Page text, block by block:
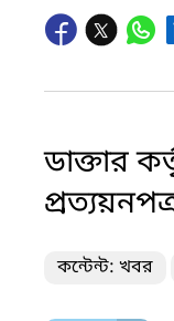
ডাক্তার
কন্টেন্ট: খবর